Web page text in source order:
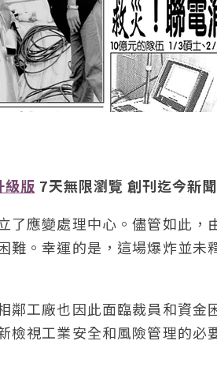
級版 7天無限瀏覽 創刊迄今新
應變處理中心。儘管如此，
。幸運的是，這場爆炸並未
工廠也因此面臨裁員和資金
視工業安全和風險管理的必